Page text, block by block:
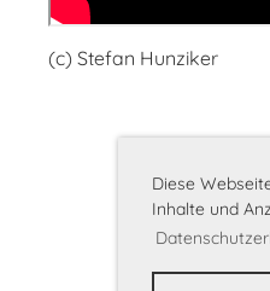
Diese
Inhalte und
(c) Stefan Hunziker